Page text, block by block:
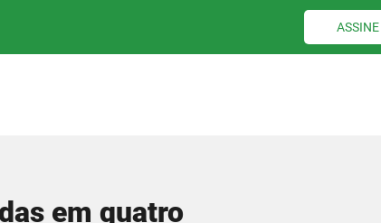
ASSINE
em quatro